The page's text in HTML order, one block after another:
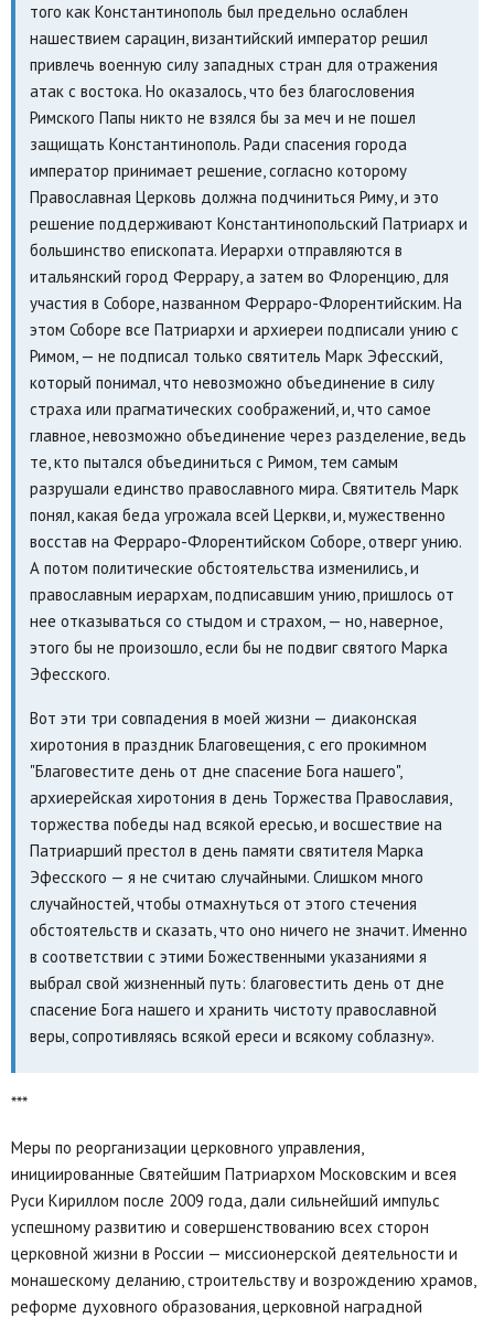
того как Константинополь был предельно ослаблен
нашествием сарацин, византийский император решил
привлечь военную силу западных стран для отражения
атак с востока. Но оказалось, что без благословения
Римского Папы никто не взялся бы за меч и не пошел
защищать Константинополь. Ради спасения города
император принимает решение, согласно которому
Православная Церковь должна подчиниться Риму, и это
решение поддерживают Константинопольский Патриарх и
большинство епископата. Иерархи отправляются в
итальянский город Феррару, а затем во Флоренцию, для
участия в Соборе, названном Ферраро-Флорентийским. На
этом Соборе все Патриархи и архиереи подписали унию с
Римом, — не подписал только святитель Марк Эфесский,
который понимал, что невозможно объединение в силу
страха или прагматических соображений, и, что самое
главное, невозможно объединение через разделение, ведь
те, кто пытался объединиться с Римом, тем самым
разрушали единство православного мира. Святитель Марк
понял, какая беда угрожала всей Церкви, и, мужественно
восстав на Ферраро-Флорентийском Соборе, отверг унию.
А потом политические обстоятельства изменились, и
православным иерархам, подписавшим унию, пришлось от
нее отказываться со стыдом и страхом, — но, наверное,
этого бы не произошло, если бы не подвиг святого Марка
Эфесского.
Вот эти три совпадения в моей жизни — диаконская
хиротония в праздник Благовещения, с его прокимном
"Благовестите день от дне спасение Бога нашего",
архиерейская хиротония в день Торжества Православия,
торжества победы над всякой ересью, и восшествие на
Патриарший престол в день памяти святителя Марка
Эфесского — я не считаю случайными. Слишком много
случайностей, чтобы отмахнуться от этого стечения
обстоятельств и сказать, что оно ничего не значит. Именно
в соответствии с этими Божественными указаниями я
выбрал свой жизненный путь: благовестить день от дне
спасение Бога нашего и хранить чистоту православной
веры, сопротивляясь всякой ереси и всякому соблазну».
***
Меры по реорганизации церковного управления,
инициированные Святейшим Патриархом Московским и всея
Руси Кириллом после 2009 года, дали сильнейший импульс
успешному развитию и совершенствованию всех сторон
церковной жизни в России — миссионерской деятельности и
монашескому деланию, строительству и возрождению храмов,
реформе духовного образования, церковной наградной